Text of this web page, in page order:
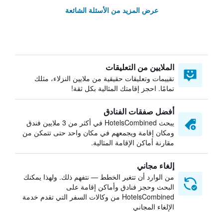
عرض المزيد من الأسئلة الشائعة
الملايين من التعليقات
تقييمات وتعليقات حقيقية من ملايين النزلاء، مثلك
تمامًا. احجز إقامتك المثالية بكل ثقة!
أفضل صفقات الفنادق
يبحث HotelsCombined في أكثر من 3 ملايين فندق
ومكان إقامة ويجمعهم في مكان واحد حتى تتمكن من
مقارنة أماكن الإقامة المثالية.
إلغاء مجاني
من الوارد أن تتغير الخطط — نتفهم ذلك. ولهذا يمكنك
البحث وحجز فنادق وأماكن إقامة على
HotelsCombined من وكالات السفر التي تقدم خدمة
الإلغاء المجاني